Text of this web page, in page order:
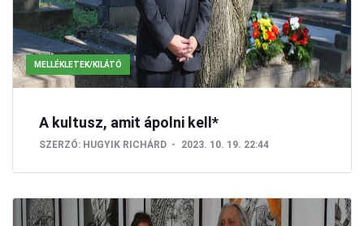
MELLÉKLETEK/KILÁTÓ
A kultusz, amit ápolni kell*
SZERZŐ: HUGYIK RICHÁRD 2023. 10. 19. 22:44